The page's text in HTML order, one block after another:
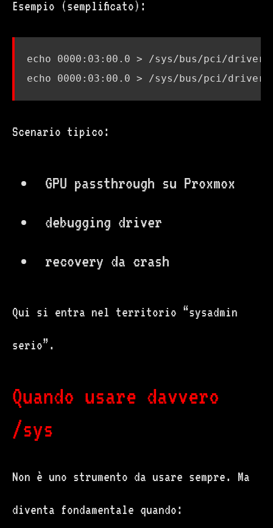
Esempio (semplificato):
echo
echo
Scenario tipico:
GPU passthrough su Proxmox
debugging driver
recovery da crash
Qui si entra nel territorio “sysadmin
serio”.
Quando usare davvero
/sys
Non è uno strumento da usare sempre. Ma
diventa fondamentale quando: